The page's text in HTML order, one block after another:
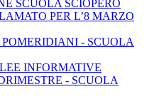
SCUOLA SCIOPERO
PER L’8 MARZO
POMERIDIANI - SCUOLA
INFORMATIVE
- SCUOLA